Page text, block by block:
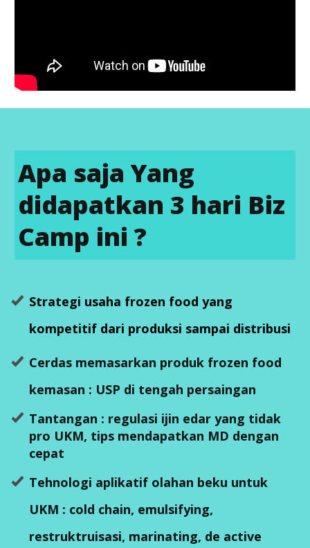
Apa saja Yang
didapatkan 3 hari Biz
Camp ini ?
Strategi usaha frozen food yang
kompetitif dari produksi sampai distribusi
Cerdas memasarkan produk frozen food
kemasan : USP di tengah persaingan
Tantangan : regulasi ijin edar yang tidak
pro UKM, tips mendapatkan MD dengan
cepat
Tehnologi aplikatif olahan beku untuk
UKM : cold chain, emulsifying,
restruktruisasi, marinating, de active